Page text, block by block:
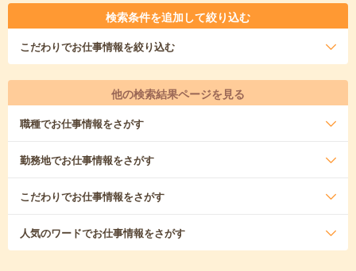
検索条件を追加して絞り込む
こだわりでお仕事情報を絞り込む
他の検索結果ページを見る
職種でお仕事情報をさがす
勤務地でお仕事情報をさがす
こだわりでお仕事情報をさがす
人気のワードでお仕事情報をさがす